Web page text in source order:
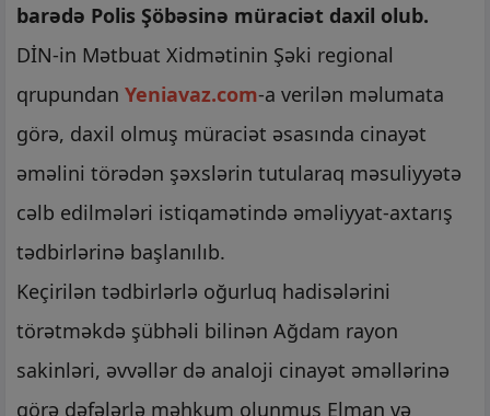
barədə Polis Şöbəsinə müraciət daxil olub.
DİN-in Mətbuat Xidmətinin Şəki regional
qrupundan Yeniavaz.com-a verilən məlumata
görə, daxil olmuş müraciət əsasında cinayət
əməlini törədən şəxslərin tutularaq məsuliyyətə
cəlb edilmələri istiqamətində əməliyyat-axtarış
tədbirlərinə başlanılıb.
Keçirilən tədbirlərlə oğurluq hadisələrini
törətməkdə şübhəli bilinən Ağdam rayon
sakinləri, əvvəllər də analoji cinayət əməllərinə
görə dəfələrlə məhkum olunmuş Elman və